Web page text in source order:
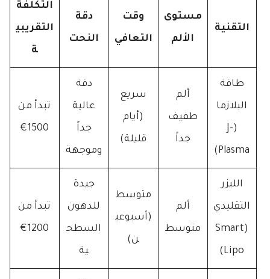
التقنية
مستوى
الألم
وقت
التعافي
دقة
النحت
التكلفة
التقريبي
ة
طاقة
البلازما
(J-
Plasma)
ألم
طفيف
جداً
سريع
(أيام
قليلة)
دقة
عالية
جداً
وموجهة
تبدأ من
1500€
الليزر
التقليدي
(Smart
Lipo)
ألم
متوسط
متوسط
(أسبوعي
ن)
جيدة
للدهون
السطح
ية
تبدأ من
1200€